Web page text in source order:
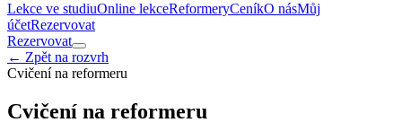
Lekce ve studiuOnline lekceReformeryCeníkO násMůj
účetRezervovat
Rezervovat
← Zpět na rozvrh
Cvičení na reformeru
Cvičení na reformeru